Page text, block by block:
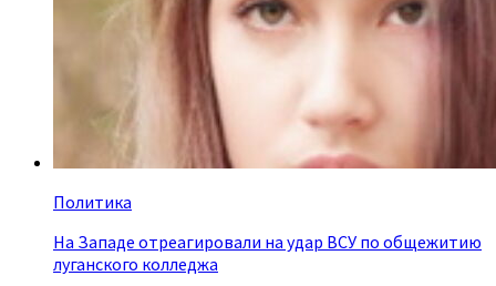
Политика
На Западе отреагировали на удар ВСУ по общежитию
луганского колледжа